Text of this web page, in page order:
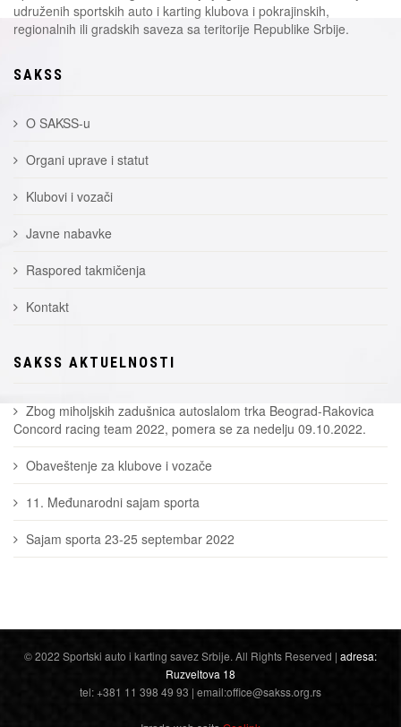
udruženih sportskih auto i karting klubova i pokrajinskih,
regionalnih ili gradskih saveza sa teritorije Republike Srbije.
SAKSS
O SAKSS-u
Organi uprave i statut
Klubovi i vozači
Javne nabavke
Raspored takmičenja
Kontakt
SAKSS AKTUELNOSTI
Zbog miholjskih zadušnica autoslalom trka Beograd-Rakovica
Concord racing team 2022, pomera se za nedelju 09.10.2022.
Obaveštenje za klubove i vozače
11. Međunarodni sajam sporta
Sajam sporta 23-25 septembar 2022
© 2022 Sportski auto i karting savez Srbije. All Rights Reserved | adresa:
Ruzveltova 18
tel: +381 11 398 49 93 | email:office@sakss.org.rs